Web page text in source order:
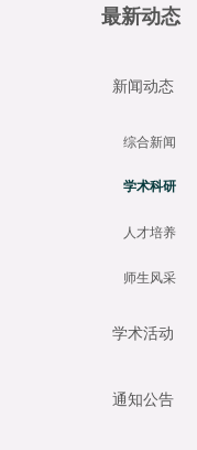
最新动态
新闻动态
综合新闻
学术科研
人才培养
师生风采
学术活动
通知公告